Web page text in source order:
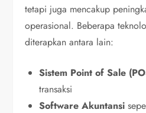
tetapi juga mencakup
operasional. Beberapa
diterapkan antara lain:
Sistem Point of Sale
transaksi
Software Akuntansi